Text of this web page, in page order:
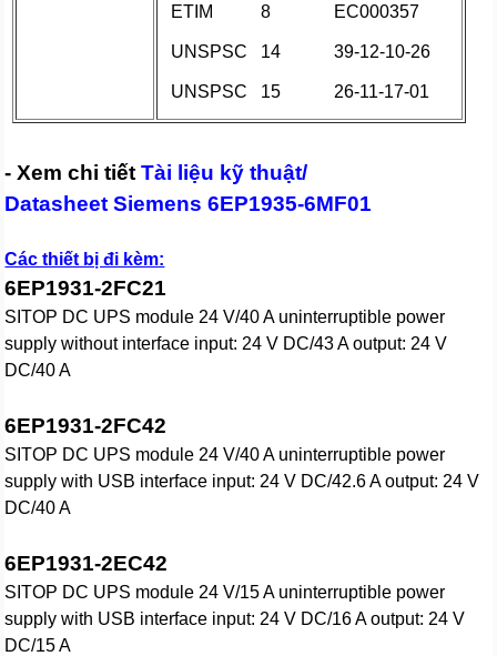
ETIM 8 EC000357
UNSPSC 14 39-12-10-26
UNSPSC 15 26-11-17-01
- Xem chi tiếtTài liệu kỹ thuật/
Datasheet Siemens 6EP1935-6MF01
Các thiết bị đi kèm:
6EP1931-2FC21
SITOP DC UPS module 24 V/40 A uninterruptible power
supply without interface input: 24 V DC/43 A output: 24 V
DC/40 A
6EP1931-2FC42
SITOP DC UPS module 24 V/40 A uninterruptible power
supply with USB interface input: 24 V DC/42.6 A output: 24 V
DC/40 A
6EP1931-2EC42
SITOP DC UPS module 24 V/15 A uninterruptible power
supply with USB interface input: 24 V DC/16 A output: 24 V
DC/15 A